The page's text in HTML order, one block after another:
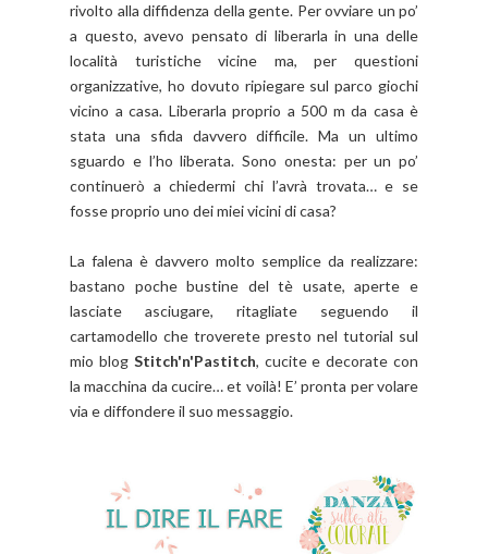
rivolto alla diffidenza della gente. Per ovviare un po’
a questo, avevo pensato di liberarla in una delle
località turistiche vicine ma, per questioni
organizzative, ho dovuto ripiegare sul parco giochi
vicino a casa. Liberarla proprio a 500 m da casa è
stata una sfida davvero difficile. Ma un ultimo
sguardo e l’ho liberata. Sono onesta: per un po’
continuerò a chiedermi chi l’avrà trovata… e se
fosse proprio uno dei miei vicini di casa?
La falena è davvero molto semplice da realizzare:
bastano poche bustine del tè usate, aperte e
lasciate asciugare, ritagliate seguendo il
cartamodello che troverete presto nel tutorial sul
mio blog Stitch'n'Pastitch, cucite e decorate con
la macchina da cucire… et voilà! E’ pronta per volare
via e diffondere il suo messaggio.